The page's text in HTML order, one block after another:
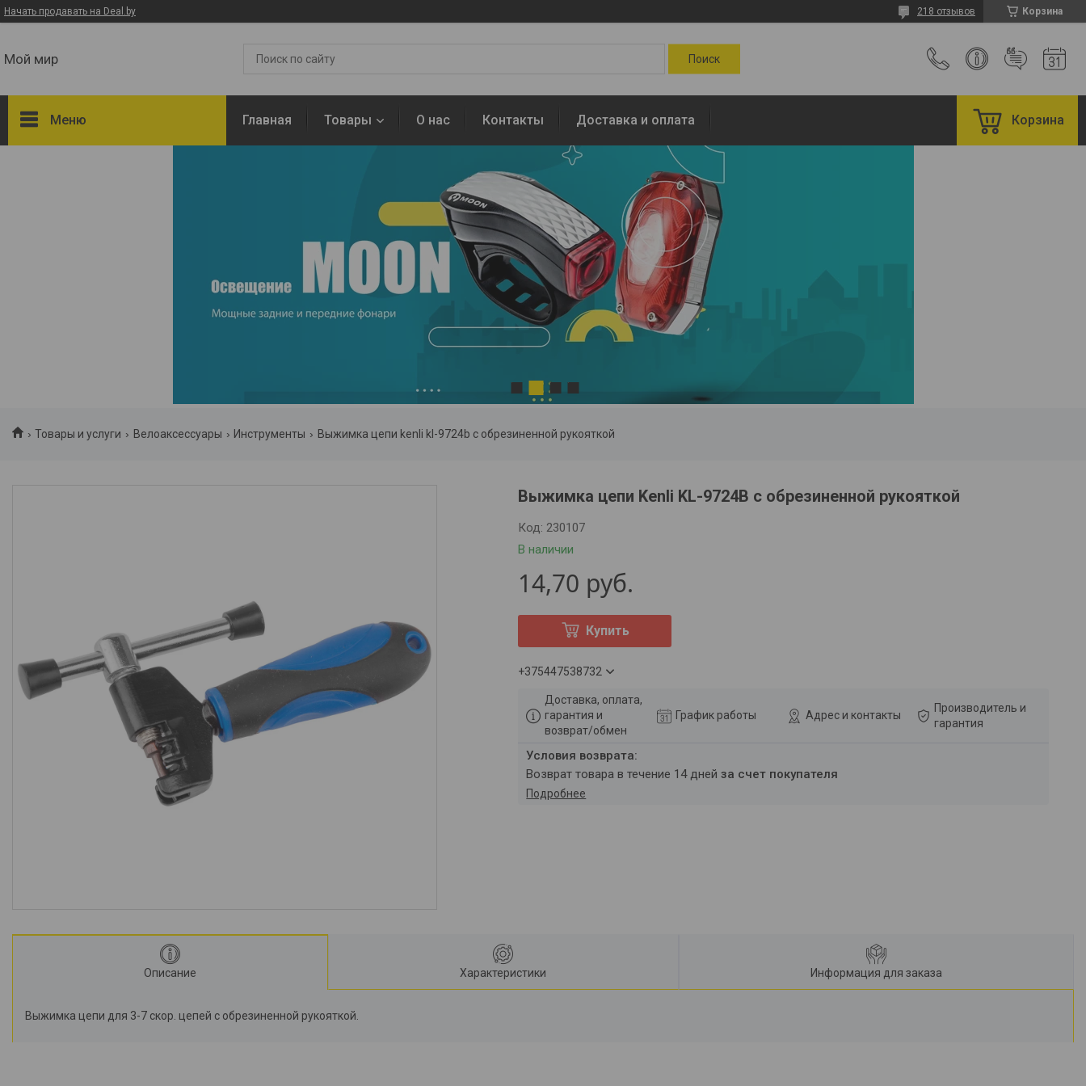
Начать продавать на Deal.by Корзина
218 отзывов
Мой мир
Меню Главная Товары О нас Контакты Доставка и оплата Корзина
Товары и услуги Велоаксессуары Инструменты Выжимка цепи kenli kl-9724b с обрезиненной рукояткой
Выжимка цепи Kenli KL-9724B с обрезиненной рукояткой
В наличии
Код: 230107
14,70 руб.
Купить
+375447538732
Доставка, оплата,
гарантия и
возврат/обмен
График работы Адрес и контакты
Производитель и
гарантия
возврат товара в течение 14 днейза счет покупателя
Подробнее
Описание Характеристики Информация для заказа
Выжимка цепи для 3-7 скор. цепей с обрезиненной рукояткой.